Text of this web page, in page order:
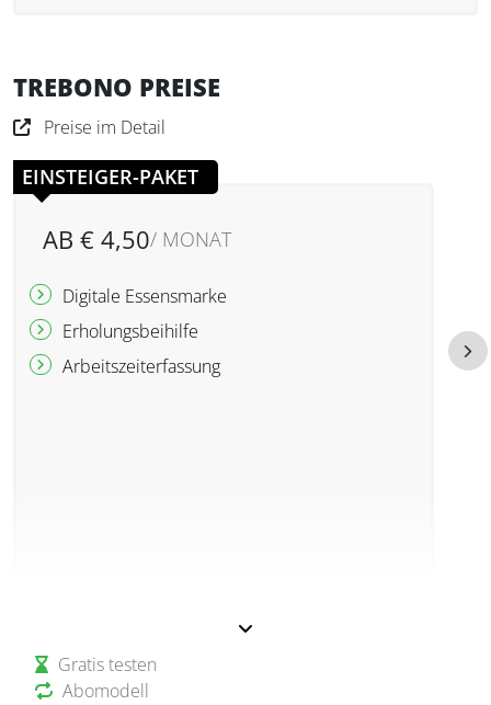
TREBONO PREISE
Preise im Detail
EINSTEIGER-PAKET
AB € 4,50/ MONAT
Digitale Essensmarke
Erholungsbeihilfe
Arbeitszeiterfassung
Gratis testen
Abomodell